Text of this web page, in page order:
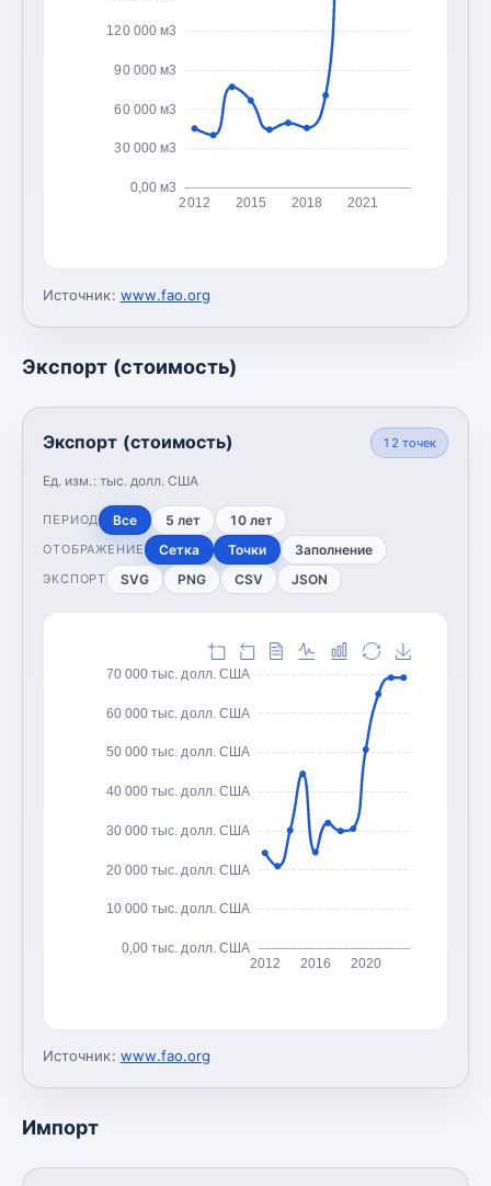
0,00 м3
30 000 м3
60 000 м3
90 000 м3
120 000 м3
2012 2015 2018 2021
Источник: www.fao.org
Экспорт (стоимость)
Экспорт (стоимость)
Ед. изм.: тыс. долл. США
12 точек
ПЕРИОД Все 5 лет 10 лет
ОТОБРАЖЕНИЕ Сетка Точки Заполнение
ЭКСПОРТ SVG PNG CSV JSON
0,00 тыс. долл. США
10 000 тыс. долл. США
20 000 тыс. долл. США
30 000 тыс. долл. США
40 000 тыс. долл. США
50 000 тыс. долл. США
60 000 тыс. долл. США
70 000 тыс. долл. США
2012 2016 2020
Источник: www.fao.org
Импорт